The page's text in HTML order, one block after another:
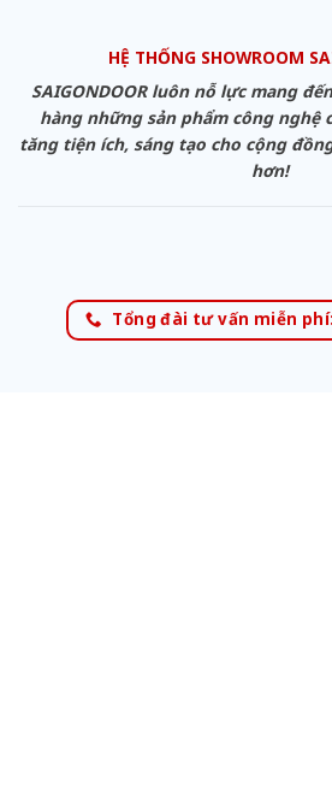
HỆ THỐNG SHOWROOM
SAIGONDOOR luôn nỗ lực mang
hàng những sản phẩm công nghệ
tăng tiện ích, sáng tạo cho cộng
hơn!
Tổng đài tư vấn miễn